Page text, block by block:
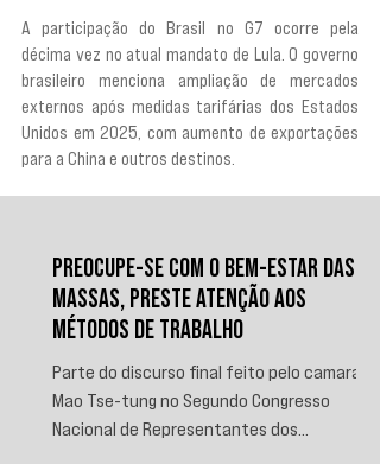
A participação do Brasil no G7 ocorre pela
décima vez no atual mandato de Lula. O governo
brasileiro menciona ampliação de mercados
externos após medidas tarifárias dos Estados
Unidos em 2025, com aumento de exportações
para a China e outros destinos.
PREOCUPE-SE COM O BEM-ESTAR DAS
MASSAS, PRESTE ATENÇÃO AOS
MÉTODOS DE TRABALHO
Parte do discurso final feito pelo camarada
Mao Tse-tung no Segundo Congresso
Nacional de Representantes dos